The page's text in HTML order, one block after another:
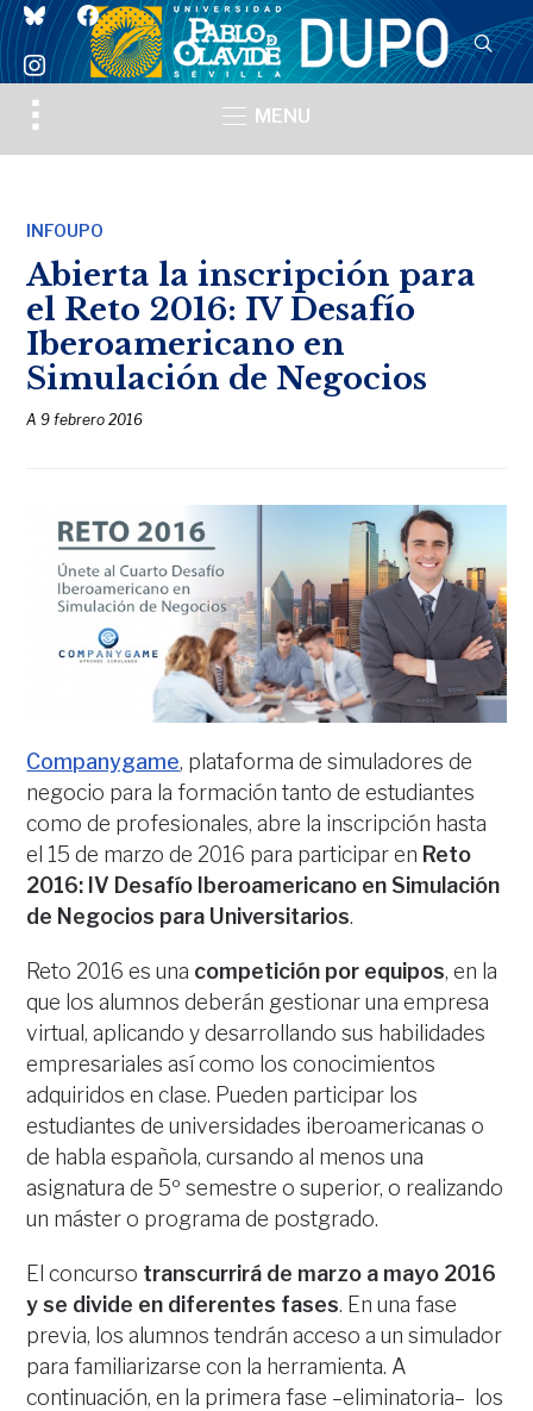
blueskyfacebook
instagram
Toggle
sidebar
MENU
INFOUPO
Abierta la inscripción para
el Reto 2016: IV Desafío
Iberoamericano en
Simulación de Negocios
A 9 febrero 2016
Companygame, plataforma de simuladores de
negocio para la formación tanto de estudiantes
como de profesionales, abre la inscripción hasta
el 15 de marzo de 2016 para participar en Reto
2016: IV Desafío Iberoamericano en Simulación
de Negocios para Universitarios.
Reto 2016 es una competición por equipos, en la
que los alumnos deberán gestionar una empresa
virtual, aplicando y desarrollando sus habilidades
empresariales así como los conocimientos
adquiridos en clase. Pueden participar los
estudiantes de universidades iberoamericanas o
de habla española, cursando al menos una
asignatura de 5º semestre o superior, o realizando
un máster o programa de postgrado.
El concurso transcurrirá de marzo a mayo 2016
y se divide en diferentes fases. En una fase
previa, los alumnos tendrán acceso a un simulador
para familiarizarse con la herramienta. A
continuación, en la primera fase –eliminatoria– los